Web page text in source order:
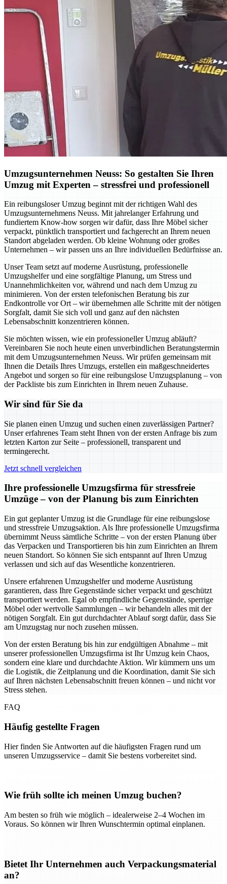
Umzugsunternehmen Neuss: So gestalten Sie Ihren
Umzug mit Experten – stressfrei und professionell
Ein reibungsloser Umzug beginnt mit der richtigen Wahl des
Umzugsunternehmens Neuss. Mit jahrelanger Erfahrung und
fundiertem Know-how sorgen wir dafür, dass Ihre Möbel sicher
verpackt, pünktlich transportiert und fachgerecht an Ihrem neuen
Standort abgeladen werden. Ob kleine Wohnung oder großes
Unternehmen – wir passen uns an Ihre individuellen Bedürfnisse an.
Unser Team setzt auf moderne Ausrüstung, professionelle
Umzugshelfer und eine sorgfältige Planung, um Stress und
Unannehmlichkeiten vor, während und nach dem Umzug zu
minimieren. Von der ersten telefonischen Beratung bis zur
Endkontrolle vor Ort – wir übernehmen alle Schritte mit der nötigen
Sorgfalt, damit Sie sich voll und ganz auf den nächsten
Lebensabschnitt konzentrieren können.
Sie möchten wissen, wie ein professioneller Umzug abläuft?
Vereinbaren Sie noch heute einen unverbindlichen Beratungstermin
mit dem Umzugsunternehmen Neuss. Wir prüfen gemeinsam mit
Ihnen die Details Ihres Umzugs, erstellen ein maßgeschneidertes
Angebot und sorgen so für eine reibungslose Umzugsplanung – von
der Packliste bis zum Einrichten in Ihrem neuen Zuhause.
Wir sind für Sie da
Sie planen einen Umzug und suchen einen zuverlässigen Partner?
Unser erfahrenes Team steht Ihnen von der ersten Anfrage bis zum
letzten Karton zur Seite – professionell, transparent und
termingerecht.
Jetzt schnell vergleichen
Ihre professionelle Umzugsfirma für stressfreie
Umzüge – von der Planung bis zum Einrichten
Ein gut geplanter Umzug ist die Grundlage für eine reibungslose
und stressfreie Umzugsaktion. Als Ihre professionelle Umzugsfirma
übernimmt Neuss sämtliche Schritte – von der ersten Planung über
das Verpacken und Transportieren bis hin zum Einrichten an Ihrem
neuen Standort. So können Sie sich entspannt auf Ihren Umzug
verlassen und sich auf das Wesentliche konzentrieren.
Unsere erfahrenen Umzugshelfer und moderne Ausrüstung
garantieren, dass Ihre Gegenstände sicher verpackt und geschützt
transportiert werden. Egal ob empfindliche Gegenstände, sperrige
Möbel oder wertvolle Sammlungen – wir behandeln alles mit der
nötigen Sorgfalt. Ein gut durchdachter Ablauf sorgt dafür, dass Sie
am Umzugstag nur noch zusehen müssen.
Von der ersten Beratung bis hin zur endgültigen Abnahme – mit
unserer professionellen Umzugsfirma ist Ihr Umzug kein Chaos,
sondern eine klare und durchdachte Aktion. Wir kümmern uns um
die Logistik, die Zeitplanung und die Koordination, damit Sie sich
auf Ihren nächsten Lebensabschnitt freuen können – und nicht vor
Stress stehen.
FAQ
Häufig gestellte Fragen
Hier finden Sie Antworten auf die häufigsten Fragen rund um
unseren Umzugsservice – damit Sie bestens vorbereitet sind.
Wie früh sollte ich meinen Umzug buchen?
Am besten so früh wie möglich – idealerweise 2–4 Wochen im
Voraus. So können wir Ihren Wunschtermin optimal einplanen.
Bietet Ihr Unternehmen auch Verpackungsmaterial
an?